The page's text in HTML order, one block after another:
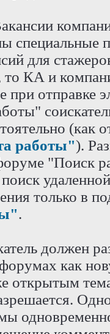
для
КА и
при отправке
работы").
"Поиск
только в
.
должен
как
открытым